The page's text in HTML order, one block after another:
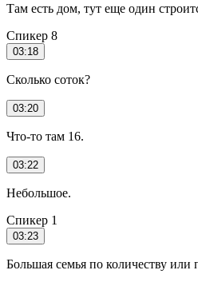
Там есть дом, тут еще один
Спикер 8
03:18
Сколько соток?
03:20
Что-то там 16.
03:22
Небольшое.
Спикер 1
03:23
Большая семья по количеству или